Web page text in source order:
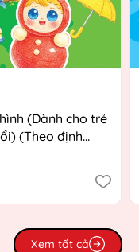
(Dành cho trẻ
(Theo định
Giáo dục
Xem tất cả